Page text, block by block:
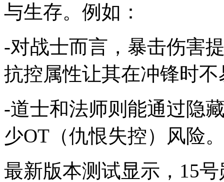
与生存。例如：
-对战士而言，暴击伤害
抗控属性让其在冲锋时
-道士和法师则能通过隐
少OT（仇恨失控）风险
最新版本测试显示，15